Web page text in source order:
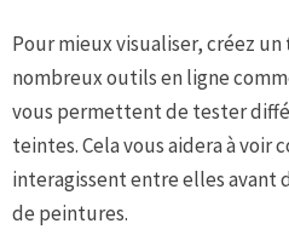
Pour mieux visualiser, créez un
nombreux outils en ligne
vous permettent de tester
teintes. Cela vous aidera à voir
interagissent entre elles avant
de peintures.